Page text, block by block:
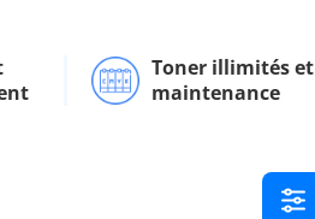
Toner illimités et
maintenance